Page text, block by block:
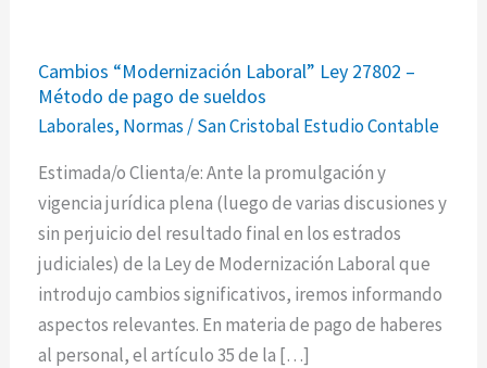
Cambios “Modernización Laboral” Ley 27802 –
Método de pago de sueldos
Laborales, Normas /San Cristobal Estudio Contable
Estimada/o Clienta/e: Ante la promulgación y
vigencia jurídica plena (luego de varias discusiones y
sin perjuicio del resultado final en los estrados
judiciales) de la Ley de Modernización Laboral que
introdujo cambios significativos, iremos informando
aspectos relevantes. En materia de pago de haberes
al personal, el artículo 35 de la […]
“Modernización
Laboral”
Ley
27802
–
Método
de
pago
de
sueldos